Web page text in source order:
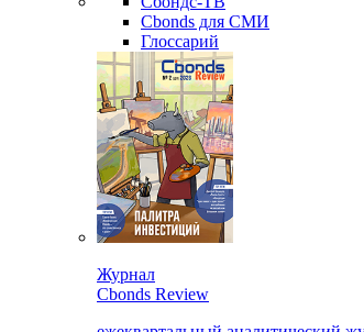
Новости & Research Hub
Новости рынка
Research Hub
Сбондс-ТВ
Cbonds для СМИ
Глоссарий